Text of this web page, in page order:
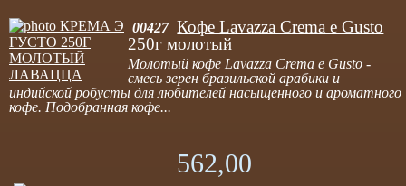
00427 Кофе Lavazza Crema e Gusto
250г молотый
Молотый кофе Lavazza Crema e Gusto -
смесь зерен бразильской арабики и
индийской робусты для любителей насыщенного и ароматного
кофе. Подобранная кофе...
562,00